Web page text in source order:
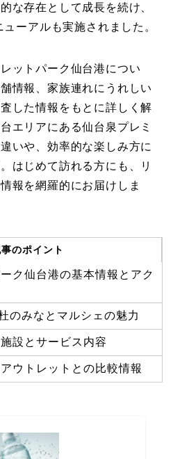
な存在として成長を続け、
ーアルも実施されました。
ットパーク仙台港につい
情報、家族連れにうれしい
した情報をもとに詳しく解
エリアにある仙台泉プレミ
いや、効率的な楽しみ方に
はじめて訪れる方にも、リ
報を網羅的にお届けしま
のポイント
ク仙台港の基本情報とアク
のみなとマルシェの魅力
設とサービス内容
ウトレットとの比較情報